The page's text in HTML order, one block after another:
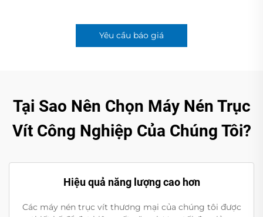
Yêu cầu báo giá
Tại Sao Nên Chọn Máy Nén Trục
Vít Công Nghiệp Của Chúng Tôi?
Hiệu quả năng lượng cao hơn
Các máy nén trục vít thương mại của chúng tôi được